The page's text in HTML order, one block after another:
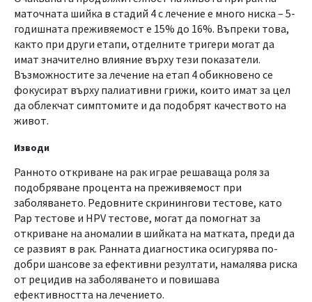
маточната шийка в стадий 4 с лечение е много ниска – 5-
годишната преживяемост е 15% до 16%. Въпреки това,
както при други етапи, отделните тригери могат да
имат значително влияние върху тези показатели.
Възможностите за лечение на етап 4 обикновено се
фокусират върху палиативни грижи, които имат за цел
да облекчат симптомите и да подобрят качеството на
живот.
Изводи
Ранното откриване на рак играе решаваща роля за
подобряване процента на преживяемост при
заболяването. Редовните скринингови тестове, като
Pap тестове и HPV тестове, могат да помогнат за
откриване на аномалии в шийката на матката, преди да
се развият в рак. Ранната диагностика осигурява по-
добри шансове за ефективни резултати, намалява риска
от рецидив на заболяването и повишава
ефективността на лечението.